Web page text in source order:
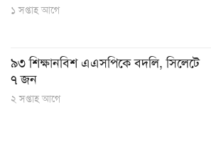
১ সপ্তাহ আগে
৯৩ শিক্ষানবিশ এএসপিকে বদলি, সিলেটে
৭ জন
২ সপ্তাহ আগে